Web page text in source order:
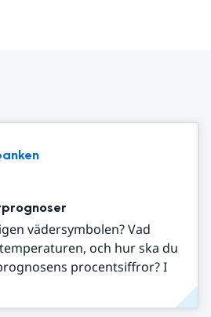
vädersymbolen? Vad
och hur ska du
procentsiffror? I